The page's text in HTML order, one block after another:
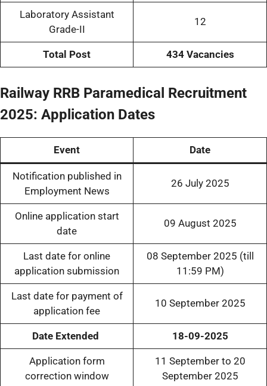
Laboratory Assistant
Grade-II
12
Total Post 434 Vacancies
Railway RRB Paramedical Recruitment
2025: Application Dates
Event Date
Notification published in
Employment News
26 July 2025
Online application start
date
09 August 2025
Last date for online
application submission
08 September 2025 (till
11:59 PM)
Last date for payment of
application fee
10 September 2025
Date Extended 18-09-2025
Application form
correction window
11 September to 20
September 2025